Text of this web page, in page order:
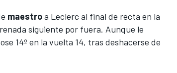
maestroa Leclerc al final de recta en la
siguiente por fuera. Aunque le
14º en la vuelta 14, tras deshacerse de